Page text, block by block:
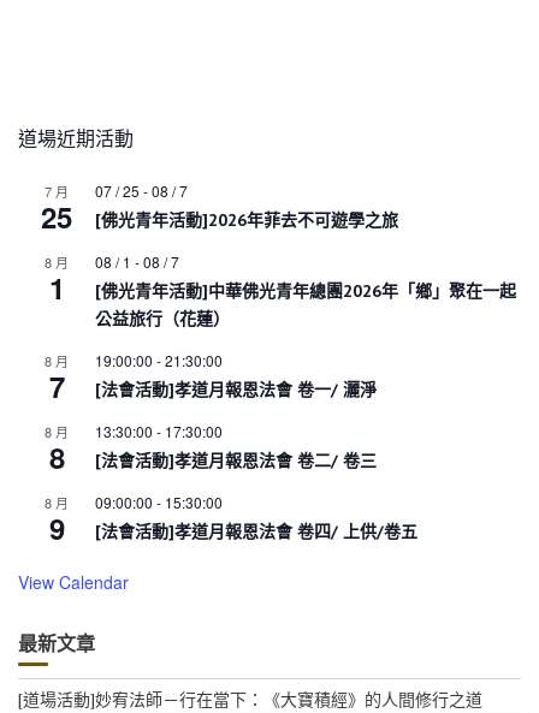
道場近期活動
7 月
25
07 / 25 -08 / 7
[佛光青年活動]2026年菲去不可遊學之旅
8 月
1
08 / 1 -08 / 7
[佛光青年活動]中華佛光青年總團2026年「鄉」聚在一起
公益旅行（花蓮）
8 月
7
19:00:00 -21:30:00
[法會活動]孝道月報恩法會 卷一/ 灑淨
8 月
8
13:30:00 - 17:30:00
[法會活動]孝道月報恩法會 卷二/ 卷三
8 月
9
09:00:00 - 15:30:00
[法會活動]孝道月報恩法會 卷四/ 上供/卷五
View Calendar
最新文章
[道場活動]妙宥法師－行在當下：《大寶積經》的人間修行之道